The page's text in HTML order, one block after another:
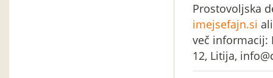
Prostovoljska
imejsefajn.si
več informacij:
12, Litija,